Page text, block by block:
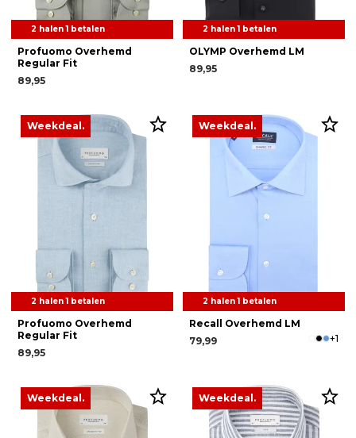
2 halen 1 betalen
Profuomo Overhemd
Regular Fit
89,95
2 halen 1 betalen
OLYMP Overhemd LM
89,95
Weekdeal.
2 halen 1 betalen
Profuomo Overhemd
Regular Fit
89,95
Weekdeal.
2 halen 1 betalen
Recall Overhemd LM
79,99
+1
Weekdeal. Weekdeal.